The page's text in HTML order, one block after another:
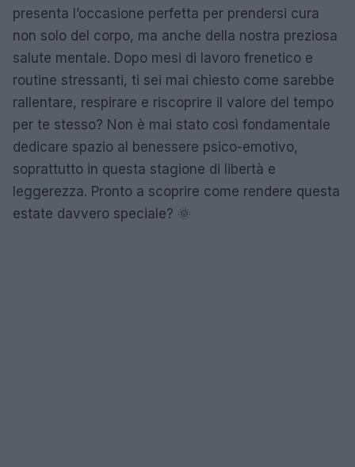
presenta l’occasione perfetta per prendersi cura
non solo del corpo, ma anche della nostra preziosa
salute mentale. Dopo mesi di lavoro frenetico e
routine stressanti, ti sei mai chiesto come sarebbe
rallentare, respirare e riscoprire il valore del tempo
per te stesso? Non è mai stato così fondamentale
dedicare spazio al benessere psico-emotivo,
soprattutto in questa stagione di libertà e
leggerezza. Pronto a scoprire come rendere questa
estate davvero speciale? 🌞